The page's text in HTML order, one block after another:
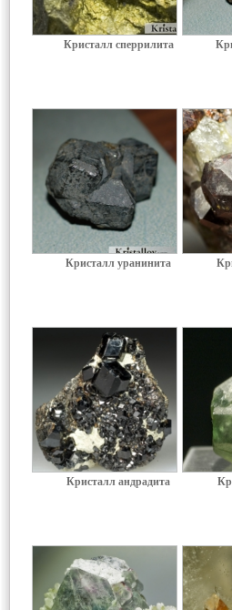
Кристалл сперрилита
Кристалл уранинита
Кристалл андрадита